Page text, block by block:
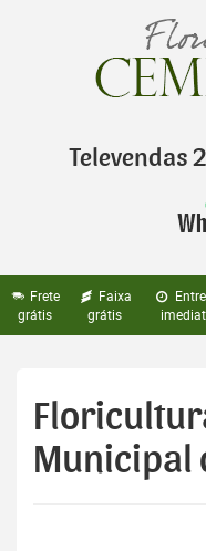
Televendas
Frete
grátis
Faixa
grátis
Municipal